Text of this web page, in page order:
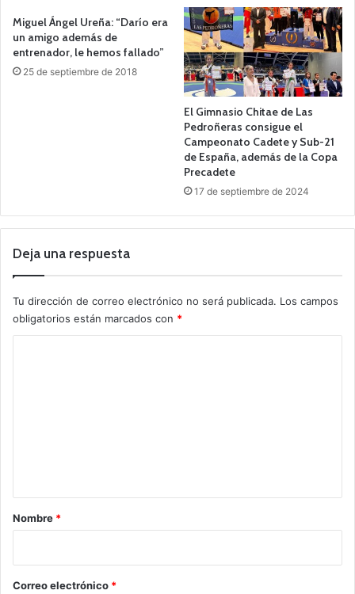
Miguel Ángel Ureña: “Darío era
un amigo además de
entrenador, le hemos fallado”
25 de septiembre de 2018
El Gimnasio Chitae de Las
Pedroñeras consigue el
Campeonato Cadete y Sub-21
de España, además de la Copa
Precadete
17 de septiembre de 2024
Deja una respuesta
Tu dirección de correo electrónico no será publicada. Los campos
obligatorios están marcados con *
r
*
Nombre *
Correo electrónico *